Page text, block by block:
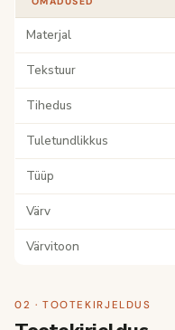
Materjal
Tekstuur
Tihedus
Tuletundlikkus
Tüüp
Värv
Värvitoon
02 · TOOTEKIRJELDUS